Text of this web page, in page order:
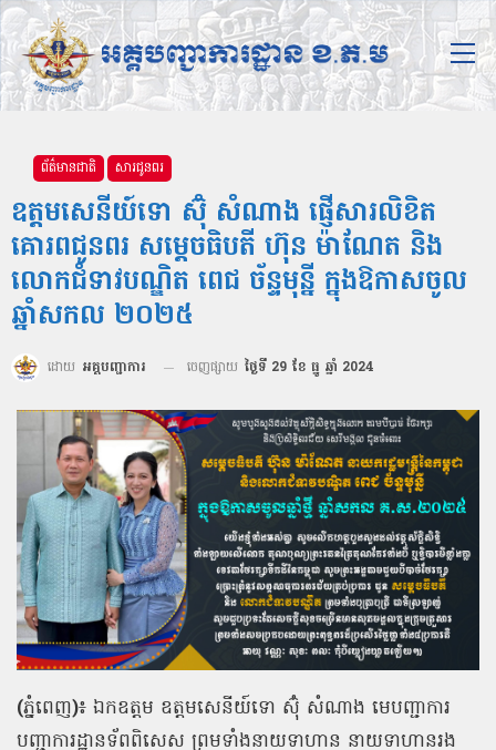
ព័ត៌មានជាតិ សារជូនពរ
ឧត្តមសេនីយ៍ទោ ស៊ុំ សំណាង ផ្ញើសារលិខិត
គោរពជូនពរ សម្ដេចធិបតី ហ៊ុន ម៉ាណែត និង
លោកជំទាវបណ្ឌិត ពេជ ច័ន្ទមុន្នី ក្នុងឱកាសចូល
ឆ្នាំសកល ២០២៥
ដោយ អគ្គបញ្ជាការ ចេញផ្សាយ ថ្ងៃទី 29 ខែ ធ្នូ ឆ្នាំ 2024
(ភ្នំពេញ)៖ ឯកឧត្ដម ឧត្តមសេនីយ៍ទោ ស៊ុំ សំណាង មេបញ្ជាការ
បញ្ជាការដ្ឋានទ័ពពិសេស ព្រមទាំងនាយទាហាន នាយទាហានរង